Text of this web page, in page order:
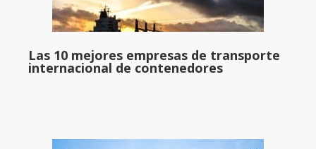
Las 10 mejores empresas de transporte
internacional de contenedores